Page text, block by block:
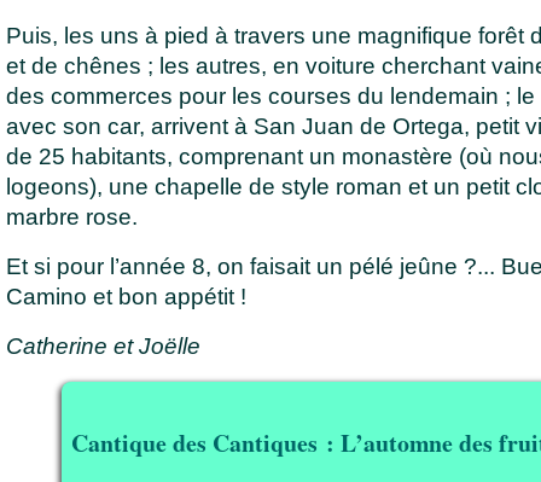
Puis, les uns à pied à travers une magnifique forêt
et de chênes ; les autres, en voiture cherchant
des commerces pour les courses du lendemain ; le
avec son car, arrivent à San Juan de Ortega, petit
de 25 habitants, comprenant un monastère (où
logeons), une chapelle de style roman et un petit
marbre rose.
Et si pour l’année 8, on faisait un pélé jeûne ?...
Camino et bon appétit !
Catherine et Joëlle
Cantique des Cantiques : L’automne des